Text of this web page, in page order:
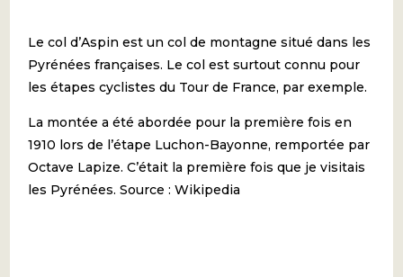
Le col d’Aspin est un col de montagne situé dans les
Pyrénées françaises. Le col est surtout connu pour
les étapes cyclistes du Tour de France, par exemple.
La montée a été abordée pour la première fois en
1910 lors de l’étape Luchon-Bayonne, remportée par
Octave Lapize. C’était la première fois que je visitais
les Pyrénées. Source : Wikipedia